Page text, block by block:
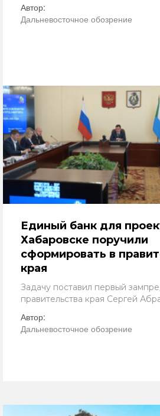
Автор:
Дальневосточное обозрение
Единый банк для
Хабаровске поручили
сформировать в
края
Задачу поставил первый
правительства края Сергей
Автор:
Дальневосточное обозрение